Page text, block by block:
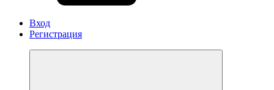
Вход
Регистрация